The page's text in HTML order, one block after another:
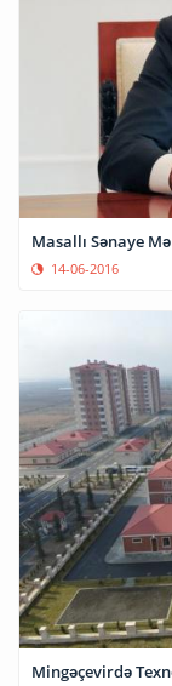
Masallı Sənaye
14-06-2016
Mingəçevirdə